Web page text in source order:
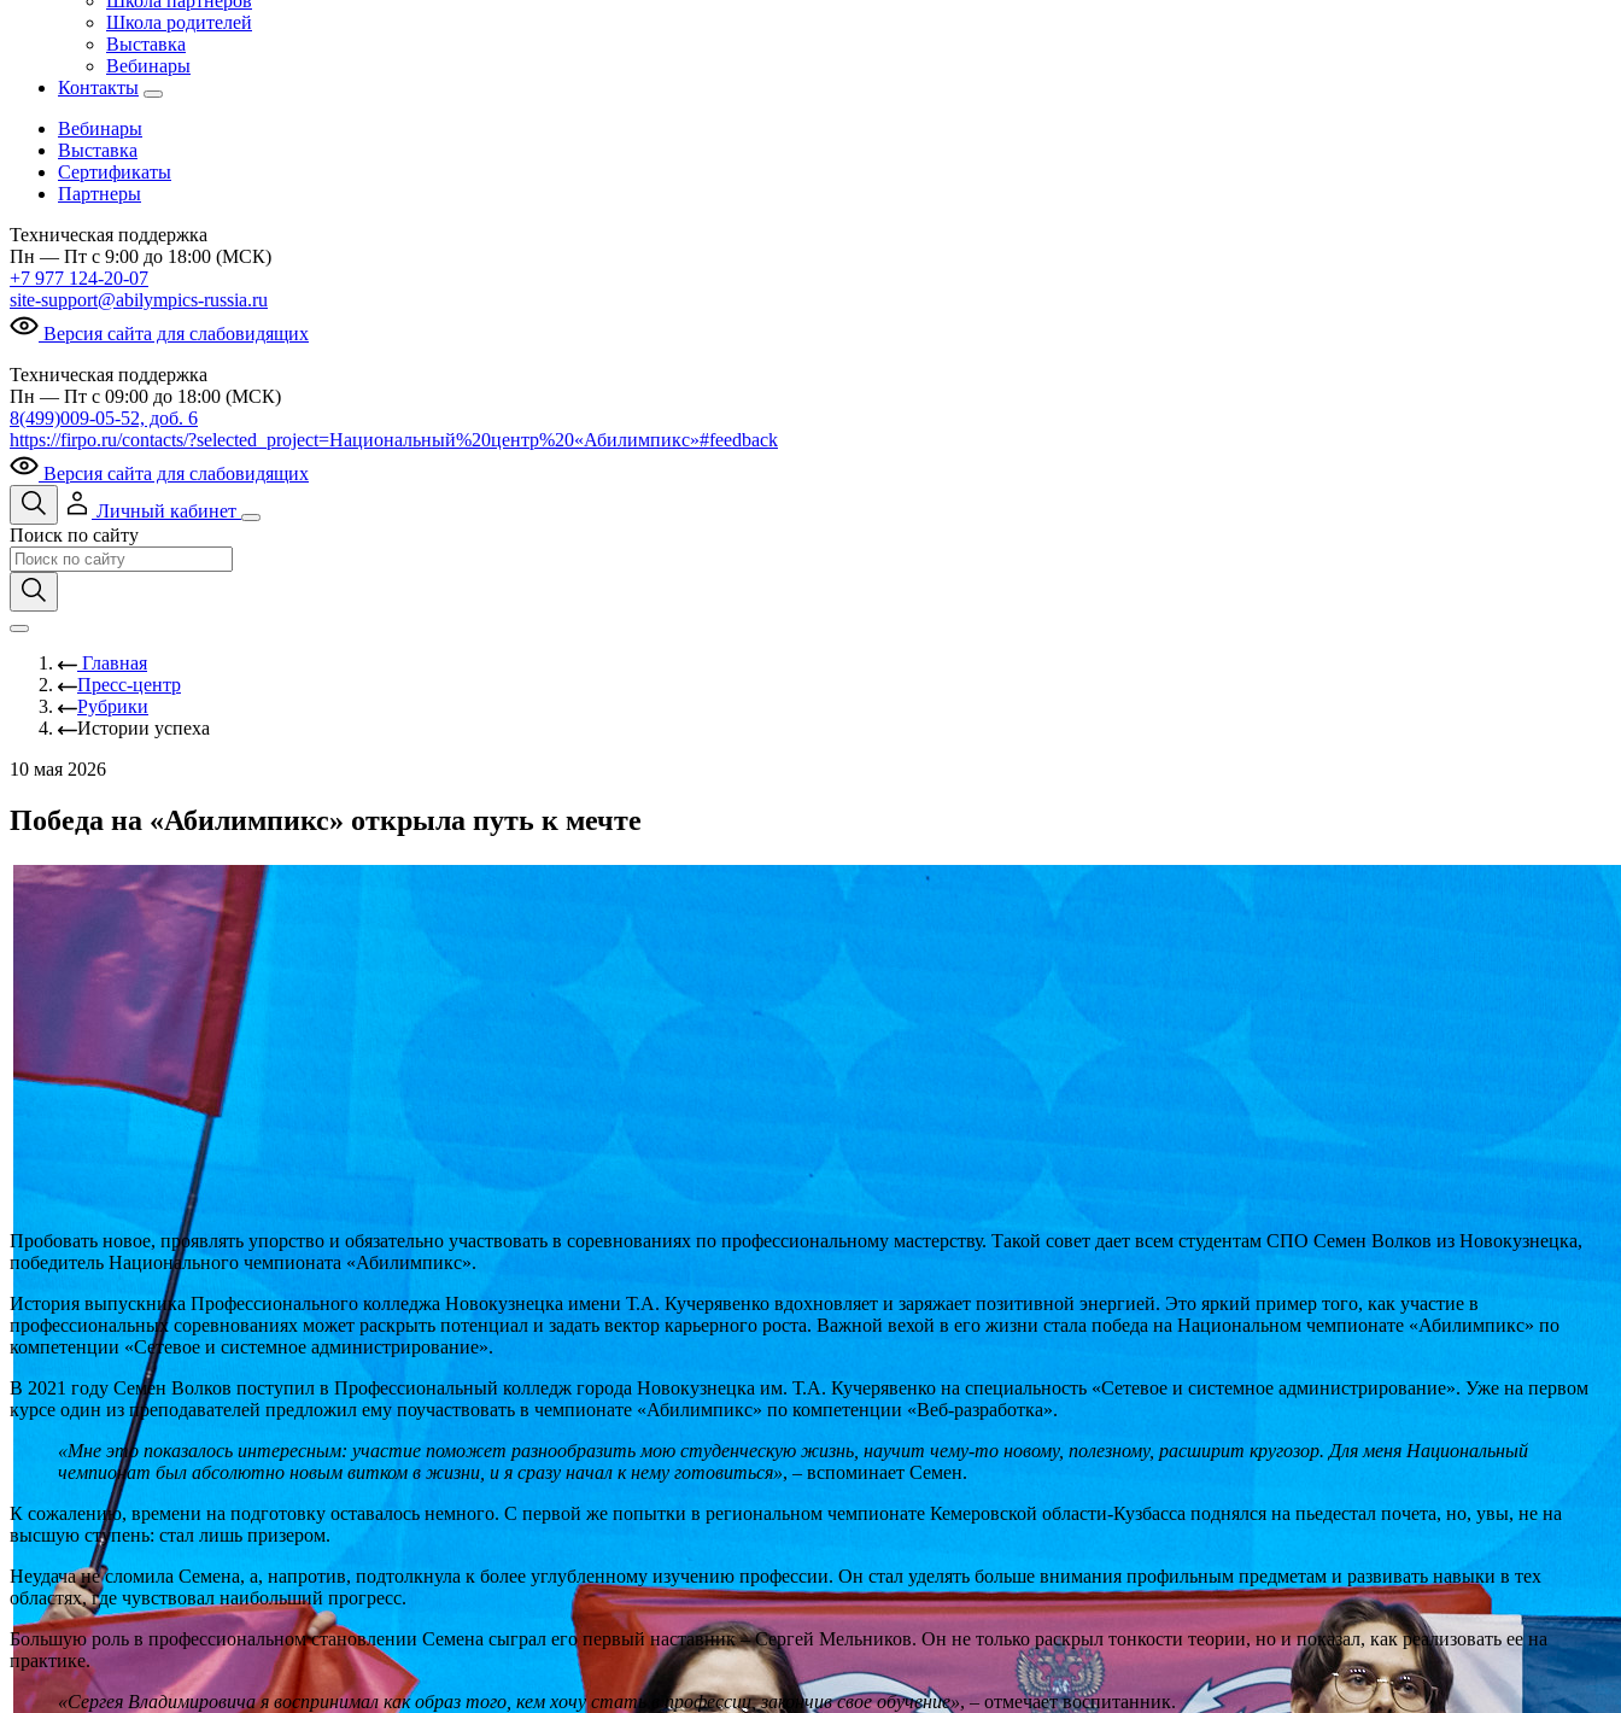
Школа родителей
Выставка
Вебинары
Контакты
Вебинары
Выставка
Сертификаты
Партнеры
Техническая поддержка
Пн — Пт с 9:00 до 18:00 (МСК)
+7 977 124-20-07
site-support@abilympics-russia.ru
Версия сайта для слабовидящих
Техническая поддержка
Пн — Пт с 09:00 до 18:00 (МСК)
8(499)009-05-52, доб. 6
https://firpo.ru/contacts/?selected_project=Национальный%20центр%20«Абилимпикс»#feedback
Версия сайта для слабовидящих
Личный кабинет
Поиск по сайту
Главная
Пресс-центр
Рубрики
Истории успеха
10 мая 2026
Победа на «Абилимпикс» открыла путь к мечте
Пробовать новое, проявлять упорство и обязательно участвовать в соревнованиях по профессиональному мастерству. Такой совет дает всем студентам СПО Семен Волков из Новокузнецка,
победитель Национального чемпионата «Абилимпикс».
История выпускника Профессионального колледжа Новокузнецка имени Т.А. Кучерявенко вдохновляет и заряжает позитивной энергией. Это яркий пример того, как участие в
профессиональных соревнованиях может раскрыть потенциал и задать вектор карьерного роста. Важной вехой в его жизни стала победа на Национальном чемпионате «Абилимпикс» по
компетенции «Сетевое и системное администрирование».
В 2021 году Семен Волков поступил в Профессиональный колледж города Новокузнецка им. Т.А. Кучерявенко на специальность «Сетевое и системное администрирование». Уже на первом
курсе один из преподавателей предложил ему поучаствовать в чемпионате «Абилимпикс» по компетенции «Веб-разработка».
«Мне это показалось интересным: участие поможет разнообразить мою студенческую жизнь, научит чему-то новому, полезному, расширит кругозор. Для меня Национальный
чемпионат был абсолютно новым витком в жизни, и я сразу начал к нему готовиться», – вспоминает Семен.
К сожалению, времени на подготовку оставалось немного. С первой же попытки в региональном чемпионате Кемеровской области-Кузбасса поднялся на пьедестал почета, но, увы, не на
высшую ступень: стал лишь призером.
Неудача не сломила Семена, а, напротив, подтолкнула к более углубленному изучению профессии. Он стал уделять больше внимания профильным предметам и развивать навыки в тех
областях, где чувствовал наибольший прогресс.
Большую роль в профессиональном становлении Семена сыграл его первый наставник – Сергей Мельников. Он не только раскрыл тонкости теории, но и показал, как реализовать ее на
практике.
«Сергея Владимировича я воспринимал как образ того, кем хочу стать в профессии, закончив свое обучение», – отмечает воспитанник.